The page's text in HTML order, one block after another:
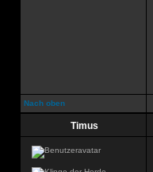
Nach oben
Timus